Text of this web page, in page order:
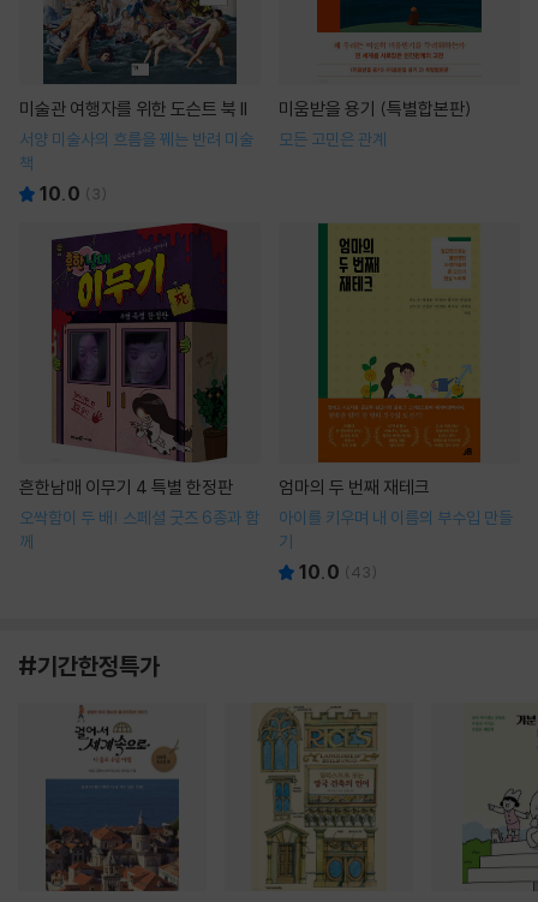
미술관 여행자를 위한 도슨트 북 II
서양 미술사의 흐름을 꿰는 반려 미술
책
10.0 ( 3)
미움받을 용기 (특별합본판)
모든 고민은 관계
흔한남매 이무기 4 특별 한정판
오싹함이 두 배! 스페셜 굿즈 6종과 함
께
엄마의 두 번째 재테크
아이를 키우며 내 이름의 부수입 만들
기
10.0 (43)
#기간한정특가